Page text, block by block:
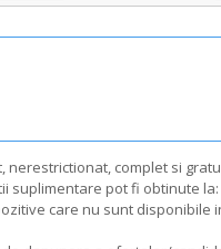
complet si
suplimentare pot fi obtinute la:
care nu sunt